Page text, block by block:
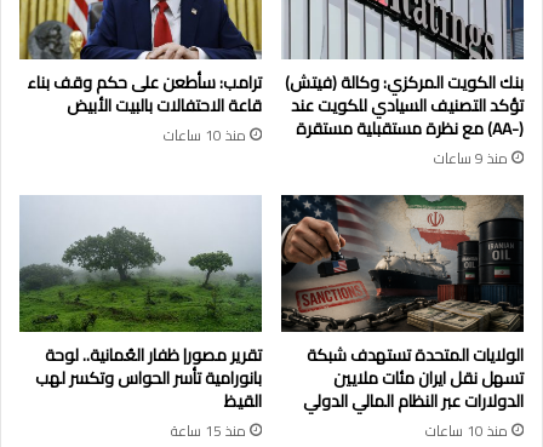
بنك الكويت المركزي: وكالة (فيتش)
تؤكد التصنيف السيادي للكويت عند
(-AA) مع نظرة مستقبلية مستقرة
منذ 9 ساعات
ترامب: سأطعن على حكم وقف بناء
قاعة الاحتفالات بالبيت الأبيض
منذ 10 ساعات
الولايات المتحدة تستهدف شبكة
تسهل نقل ايران مئات ملايين
الدولارات عبر النظام المالي الدولي
منذ 10 ساعات
تقرير مصور| ظفار العُمانية.. لوحة
بانورامية تأسر الحواس وتكسر لهب
القيظ
منذ 15 ساعة